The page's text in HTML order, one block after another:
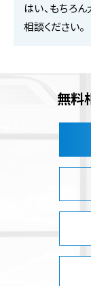
はい、もちろ
相談ください。
無料